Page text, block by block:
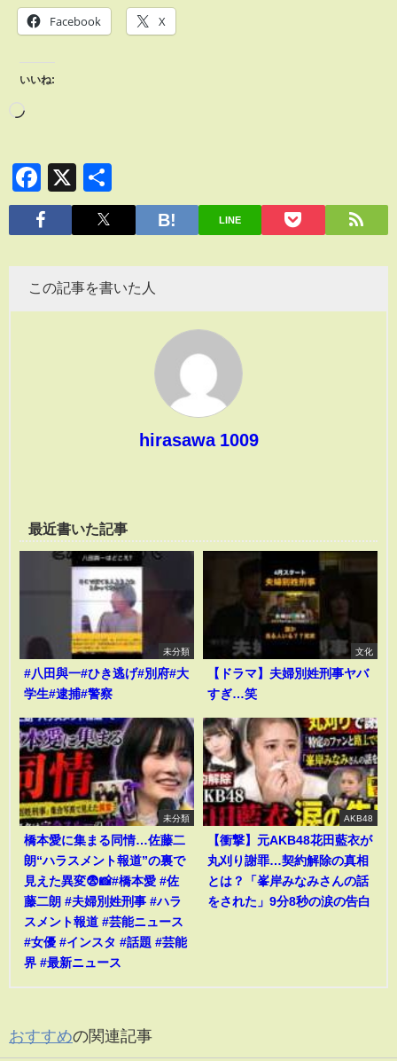
Facebook X
いいね:
Facebook
X
有
LINE
この記事を書いた人
hirasawa 1009
最近書いた記事
未分類
#八田與一#ひき逃げ#別府#大
学生#逮捕#警察
文化
【ドラマ】夫婦別姓刑事ヤバ
すぎ…笑
未分類
橋本愛に集まる同情…佐藤二
朗“ハラスメント報道”の裏で
見えた異変😨📸#橋本愛 #佐
藤二朗 #夫婦別姓刑事 #ハラ
スメント報道 #芸能ニュース
#女優 #インスタ #話題 #芸能
界 #最新ニュース
AKB48
【衝撃】元AKB48花田藍衣が
丸刈り謝罪…契約解除の真相
とは？「峯岸みなみさんの話
をされた」9分8秒の涙の告白
おすすめの関連記事